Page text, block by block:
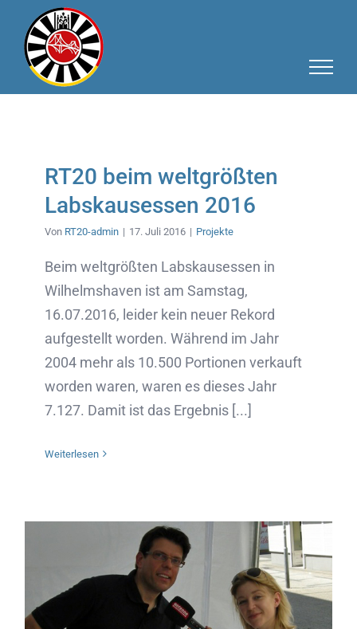
Inhalt
springen
RT20 beim weltgrößten
Labskausessen 2016
Von RT20-admin | 17. Juli 2016 | Projekte
Beim weltgrößten Labskausessen in
Wilhelmshaven ist am Samstag,
16.07.2016, leider kein neuer Rekord
aufgestellt worden. Während im Jahr
2004 mehr als 10.500 Portionen verkauft
worden waren, waren es dieses Jahr
7.127. Damit ist das Ergebnis [...]
Weiterlesen